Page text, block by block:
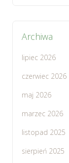
Archiwa
lipiec 2026
czerwiec 2026
maj 2026
marzec 2026
listopad 2025
sierpień 2025